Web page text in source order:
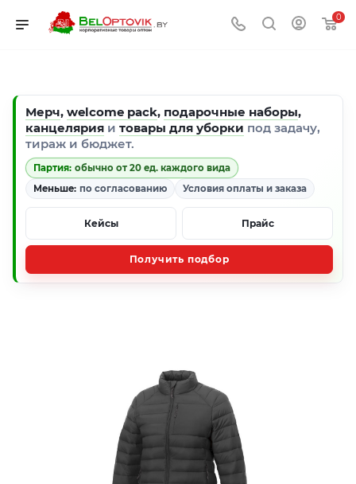
0
Мерч, welcome pack, подарочные наборы,
канцелярия и товары для уборки под задачу,
тираж и бюджет.
Партия: обычно от 20 ед. каждого вида
Меньше: по согласованию Условия оплаты и заказа
Кейсы Прайс
Получить подбор